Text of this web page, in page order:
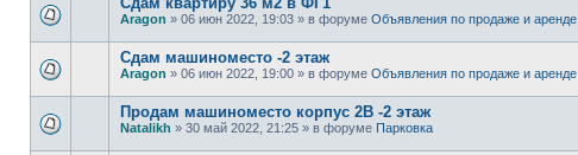
Aragon » 06 июн 2022, 19:03 » в форуме Объявления по продаже и аренде
Сдам машиноместо -2 этаж
Aragon » 06 июн 2022, 19:00 » в форуме Объявления по продаже и аренде
Продам машиноместо корпус 2В -2 этаж
Natalikh » 30 май 2022, 21:25 » в форуме Парковка